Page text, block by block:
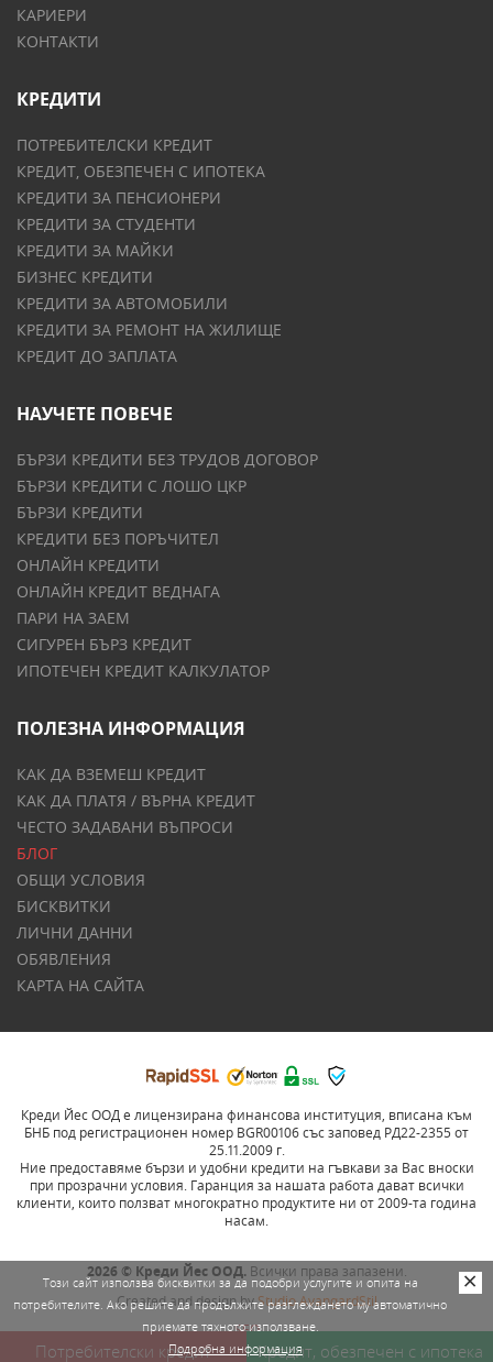
КАРИЕРИ
КОНТАКТИ
КРЕДИТИ
ПОТРЕБИТЕЛСКИ КРЕДИТ
КРЕДИТ, ОБЕЗПЕЧЕН С ИПОТЕКА
КРЕДИТИ ЗА ПЕНСИОНЕРИ
КРЕДИТИ ЗА СТУДЕНТИ
КРЕДИТИ ЗА МАЙКИ
БИЗНЕС КРЕДИТИ
КРЕДИТИ ЗА АВТОМОБИЛИ
КРЕДИТИ ЗА РЕМОНТ НА ЖИЛИЩЕ
КРЕДИТ ДО ЗАПЛАТА
НАУЧЕТЕ ПОВЕЧЕ
БЪРЗИ КРЕДИТИ БЕЗ ТРУДОВ ДОГОВОР
БЪРЗИ КРЕДИТИ С ЛОШО ЦКР
БЪРЗИ КРЕДИТИ
КРЕДИТИ БЕЗ ПОРЪЧИТЕЛ
ОНЛАЙН КРЕДИТИ
ОНЛАЙН КРЕДИТ ВЕДНАГА
ПАРИ НА ЗАЕМ
СИГУРЕН БЪРЗ КРЕДИТ
ИПОТЕЧЕН КРЕДИТ КАЛКУЛАТОР
ПОЛЕЗНА ИНФОРМАЦИЯ
КАК ДА ВЗЕМЕШ КРЕДИТ
КАК ДА ПЛАТЯ / ВЪРНА КРЕДИТ
ЧЕСТО ЗАДАВАНИ ВЪПРОСИ
БЛОГ
ОБЩИ УСЛОВИЯ
БИСКВИТКИ
ЛИЧНИ ДАННИ
ОБЯВЛЕНИЯ
КАРТА НА САЙТА
Креди Йес ООД е лицензирана финансова институция, вписана към
БНБ под регистрационен номер BGR00106 със заповед РД22-2355 от
25.11.2009 г.
Ние предоставяме бързи и удобни кредити на гъвкави за Вас вноски
при прозрачни условия. Гаранция за нашата работа дават всички
клиенти, които ползват многократно продуктите ни от 2009-та година
насам.
2026 © Креди Йес ООД. Всички права запазени.
Created and design byStudio AvangardStil
SEO
Потребителски кредит Кредит, обезпечен с ипотека
Този сайт използва бисквитки за да подобри услугите и опита на
потребителите. Ако решите да продължите разглеждането му автоматично
приемате тяхното използване.
Подробна информация